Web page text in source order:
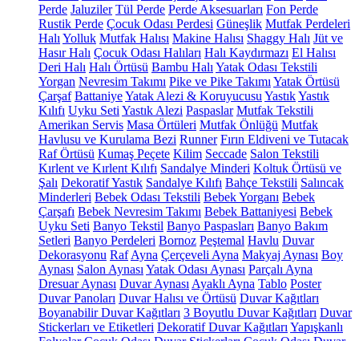
Perde Jaluziler Tül Perde Perde Aksesuarları Fon Perde
Rustik Perde Çocuk Odası Perdesi Güneşlik Mutfak Perdeleri
Halı Yolluk Mutfak Halısı Makine Halısı Shaggy Halı Jüt ve
Hasır Halı Çocuk Odası Halıları Halı Kaydırmazı El Halısı
Deri Halı Halı Örtüsü Bambu Halı Yatak Odası Tekstili
Yorgan Nevresim Takımı Pike ve Pike Takımı Yatak Örtüsü
Çarşaf BattaniyeYatak Alezi & Koruyucusu YastıkYastık
Kılıfı Uyku Seti Yastık Alezi Paspaslar Mutfak Tekstili
Amerikan Servis Masa Örtüleri Mutfak Önlüğü Mutfak
Havlusu ve Kurulama Bezi Runner Fırın Eldiveni ve Tutacak
Raf Örtüsü Kumaş Peçete Kilim Seccade Salon Tekstili
Kırlent ve Kırlent Kılıfı Sandalye Minderi Koltuk Örtüsü ve
Şalı Dekoratif Yastık Sandalye Kılıfı Bahçe Tekstili Salıncak
Minderleri Bebek Odası Tekstili Bebek Yorganı Bebek
Çarşafı Bebek Nevresim Takımı Bebek Battaniyesi Bebek
Uyku Seti Banyo Tekstil Banyo Paspasları Banyo Bakım
Setleri Banyo Perdeleri Bornoz Peştemal Havlu Duvar
Dekorasyonu Raf Ayna Çerçeveli Ayna Makyaj Aynası Boy
Aynası Salon Aynası Yatak Odası Aynası Parçalı Ayna
Dresuar Aynası Duvar Aynası Ayaklı Ayna Tablo Poster
Duvar Panoları Duvar Halısı ve Örtüsü Duvar Kağıtları
Boyanabilir Duvar Kağıtları 3 Boyutlu Duvar Kağıtları Duvar
Stickerları ve Etiketleri Dekoratif Duvar Kağıtları Yapışkanlı